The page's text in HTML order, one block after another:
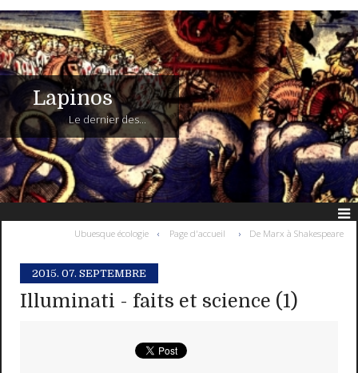
Lapinos
Le dernier des...
Ubuesque écologie Page d'accueil De Marx à Shakespeare
2015. 07. SEPTEMBRE
Illuminati - faits et science (1)